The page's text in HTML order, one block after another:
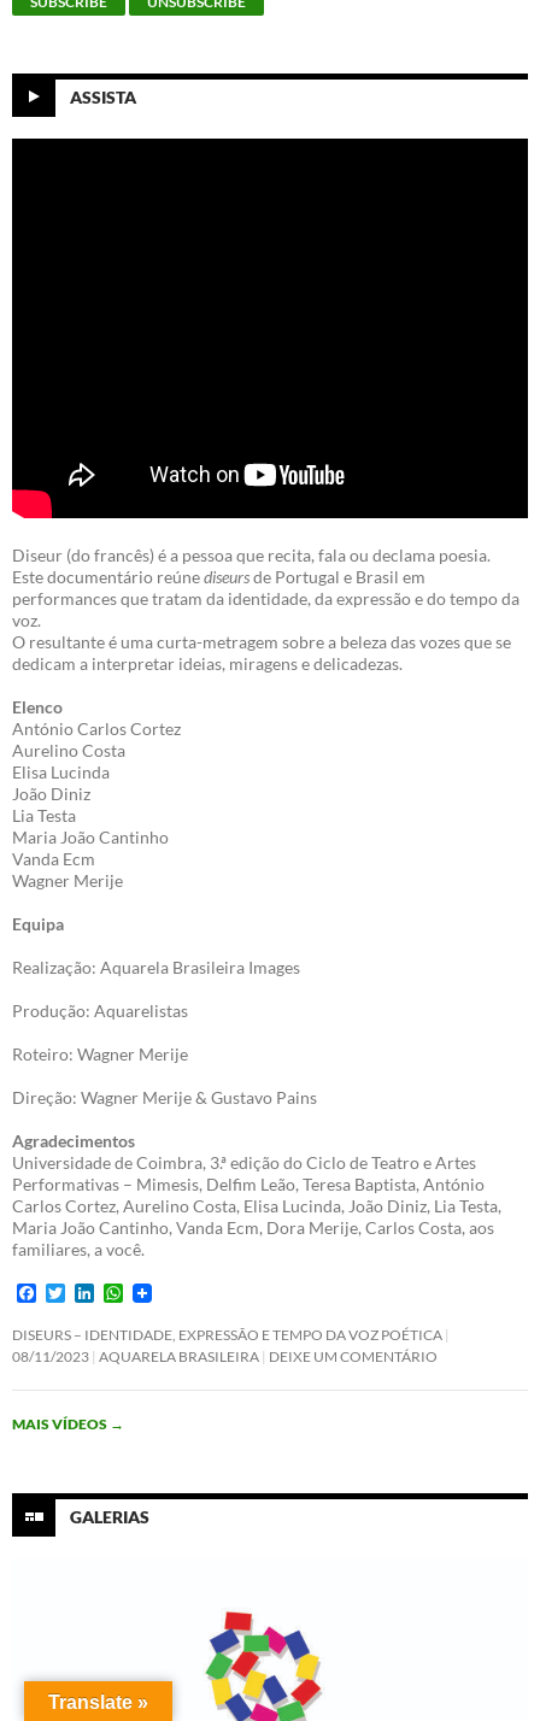
ASSISTA
Diseur (do francês) é a pessoa que recita, fala ou declama poesia.
Este documentário reúnediseursde Portugal e Brasil em
performances que tratam da identidade, da expressão e do tempo da
voz.
O resultante é uma curta-metragem sobre a beleza das vozes que se
dedicam a interpretar ideias, miragens e delicadezas.
Elenco
António Carlos Cortez
Aurelino Costa
Elisa Lucinda
João Diniz
Lia Testa
Maria João Cantinho
Vanda Ecm
Wagner Merije
Equipa
Realização: Aquarela Brasileira Images
Produção: Aquarelistas
Roteiro: Wagner Merije
Direção: Wagner Merije & Gustavo Pains
Agradecimentos
Universidade de Coimbra, 3.ª edição do Ciclo de Teatro e Artes
Performativas – Mimesis, Delfim Leão, Teresa Baptista, António
Carlos Cortez, Aurelino Costa, Elisa Lucinda, João Diniz, Lia Testa,
Maria João Cantinho, Vanda Ecm, Dora Merije, Carlos Costa, aos
familiares, a você.
F
c
e
o
k
T
i
t
e
n
k
d
n
W
a
t
A
DISEURS – IDENTIDADE, EXPRESSÃO E TEMPO DA VOZ POÉTICA
08/11/2023 AQUARELA BRASILEIRA DEIXE UM COMENTÁRIO
MAIS VÍDEOS →
GALERIAS
Translate »